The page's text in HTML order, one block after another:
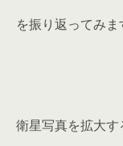
を振り返ってみま
衛星写真を拡大す